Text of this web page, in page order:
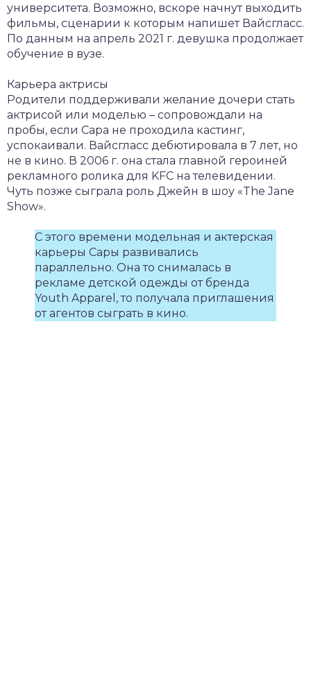
университета. Возможно, вскоре начнут выходить
фильмы, сценарии к которым напишет Вайсгласс.
По данным на апрель 2021 г. девушка продолжает
обучение в вузе.
Карьера актрисы
Родители поддерживали желание дочери стать
актрисой или моделью – сопровождали на
пробы, если Сара не проходила кастинг,
успокаивали. Вайсгласс дебютировала в 7 лет, но
не в кино. В 2006 г. она стала главной героиней
рекламного ролика для KFC на телевидении.
Чуть позже сыграла роль Джейн в шоу «The Jane
Show».
С этого времени модельная и актерская
карьеры Сары развивались
параллельно. Она то снималась в
рекламе детской одежды от бренда
Youth Apparel, то получала приглашения
от агентов сыграть в кино.